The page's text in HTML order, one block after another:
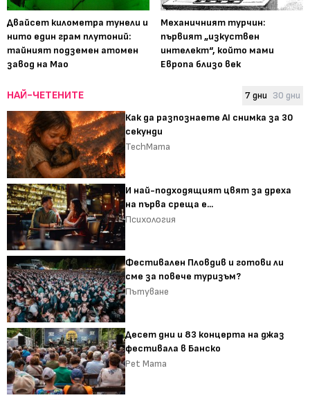
Двайсет километра тунели и
нито един грам плутоний:
тайният подземен атомен
завод на Мао
Механичният турчин:
първият „изкуствен
интелект“, който мами
Европа близо век
НАЙ-ЧЕТЕНИТЕ 7 дни 30 дни
Как да разпознаете AI снимка за 30
секунди
TechMama
И най-подходящият цвят за дреха
на първа среща е...
Психология
Фестивален Пловдив и готови ли
сме за повече туризъм?
Пътуване
Десет дни и 83 концерта на джаз
фестивала в Банско
Pet Mama